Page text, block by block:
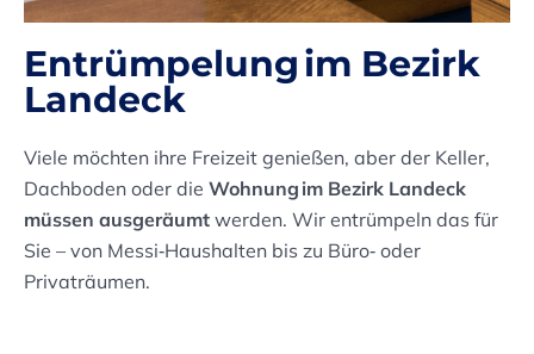
Entrümpelung im Bezirk
Landeck
Viele möchten ihre Freizeit genießen, aber der Keller,
Dachboden oder die Wohnung im Bezirk Landeck
müssen ausgeräumt werden. Wir entrümpeln das für
Sie – von Messi‑Haushalten bis zu Büro‑ oder
Privaträumen.